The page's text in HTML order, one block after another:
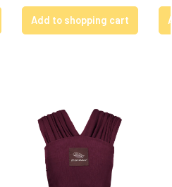
Add to shopping cart